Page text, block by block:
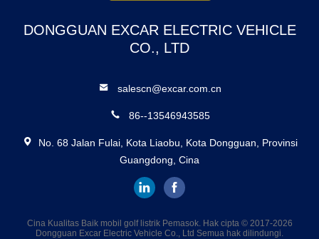
DONGGUAN EXCAR ELECTRIC VEHICLE
CO., LTD
salescn@excar.com.cn
86--13546943585
No. 68 Jalan Fulai, Kota Liaobu, Kota Dongguan, Provinsi
Guangdong, Cina
Cina Kualitas Baik mobil golf listrik Pemasok. Hak cipta © 2017-2026
Dongguan Excar Electric Vehicle Co., Ltd Semua hak dilindungi.